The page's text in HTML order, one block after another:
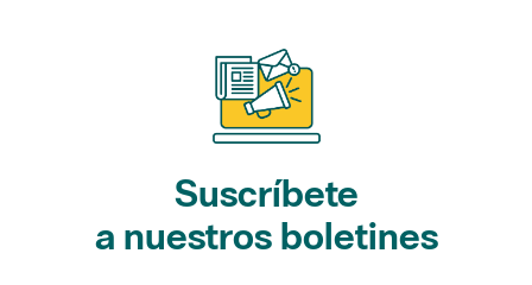
Suscríbete
a nuestros boletines